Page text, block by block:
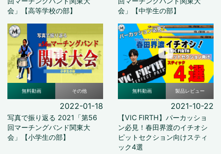
会」【高等学校の部】
会」【中学生の部】
無料動画 その他
2022-01-18
写真で振り返る 2021「第56
回マーチングバンド関東大
会」【小学生の部】
無料動画 製品レビュー
2021-10-22
【VIC FIRTH】パーカッショ
ン必見！春田界渡のイチオシ
ピットセクション向けスティ
ック4選